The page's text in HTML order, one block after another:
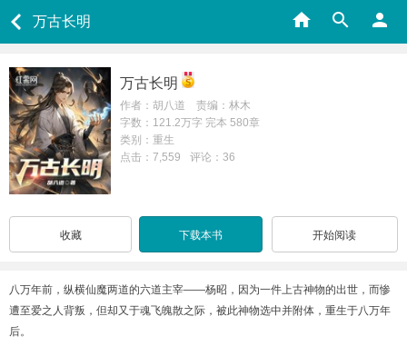
万古长明
万古长明
作者：胡八道 责编：林木
字数：121.2万字 完本 580章
类别：重生
点击：7,559
评论：36
收藏 下载本书 开始阅读
八万年前，纵横仙魔两道的六道主宰——杨昭，因为一件上古神物的出世，而惨
遭至爱之人背叛，但却又于魂飞魄散之际，被此神物选中并附体，重生于八万年
后。